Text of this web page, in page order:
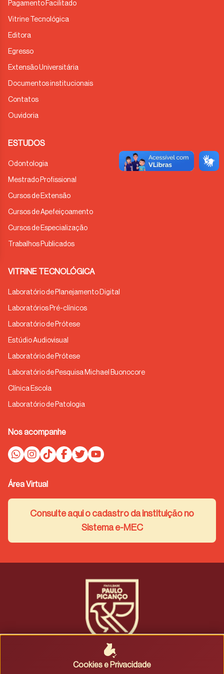
Pagamento Facilitado
Vitrine Tecnológica
Editora
Egresso
Extensão Universitária
Documentos institucionais
Contatos
Ouvidoria
ESTUDOS
Odontologia
Mestrado Profissional
Cursos de Extensão
Cursos de Apefeiçoamento
Cursos de Especialização
Trabalhos Publicados
VITRINE TECNOLÓGICA
Laboratório de Planejamento Digital
Laboratórios Pré-clínicos
Laboratório de Prótese
Estúdio Audiovisual
Laboratório de Prótese
Laboratório de Pesquisa Michael Buonocore
Clínica Escola
Laboratório de Patologia
Nos acompanhe
Área Virtual
Consulte aqui o cadastro da instituição no
Sistema e-MEC
|Trabalhe conosco
Política de privacidade| Termos de uso
Cookies e Privacidade